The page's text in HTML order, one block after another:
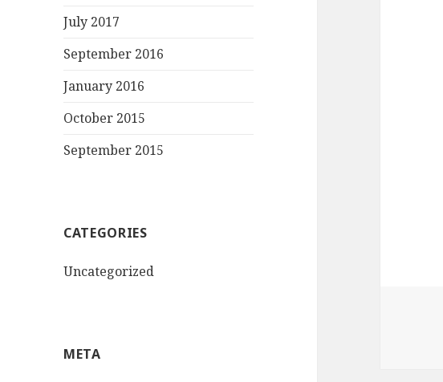
July 2017
September 2016
January 2016
October 2015
September 2015
CATEGORIES
Uncategorized
META